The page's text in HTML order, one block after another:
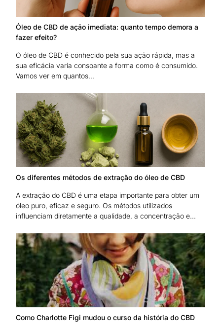
Óleo de CBD de ação imediata: quanto tempo demora a
fazer efeito?
O óleo de CBD é conhecido pela sua ação rápida, mas a
sua eficácia varia consoante a forma como é consumido.
Vamos ver em quantos...
Os diferentes métodos de extração do óleo de CBD
A extração do CBD é uma etapa importante para obter um
óleo puro, eficaz e seguro. Os métodos utilizados
influenciam diretamente a qualidade, a concentração e...
Como Charlotte Figi mudou o curso da história do CBD